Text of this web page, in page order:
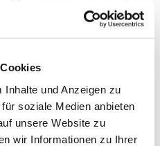
und Anzeigen zu
soziale Medien anbieten
unsere Website zu
wir Informationen zu Ihrer
2. Vorsitzender: Tim
Kornelia Peters
stehen nach der
und der Eintragung
die Anschaffung von